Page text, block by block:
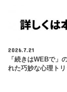
2026.7.21
「続きはWEBで」
れた巧妙な心理トリ